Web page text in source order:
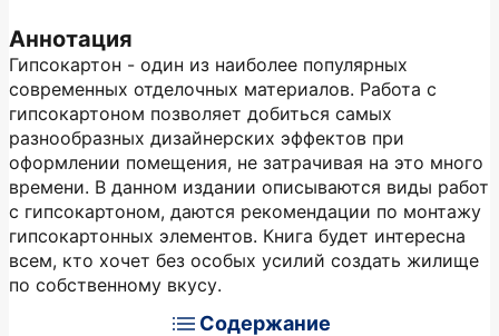
Аннотация
Гипсокартон - один из наиболее популярных
современных отделочных материалов. Работа с
гипсокартоном позволяет добиться самых
разнообразных дизайнерских эффектов при
оформлении помещения, не затрачивая на это много
времени. В данном издании описываются виды работ
с гипсокартоном, даются рекомендации по монтажу
гипсокартонных элементов. Книга будет интересна
всем, кто хочет без особых усилий создать жилище
по собственному вкусу.
Содержание